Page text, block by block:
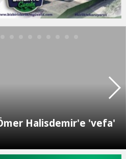
Halisdemir'e 'vefa'